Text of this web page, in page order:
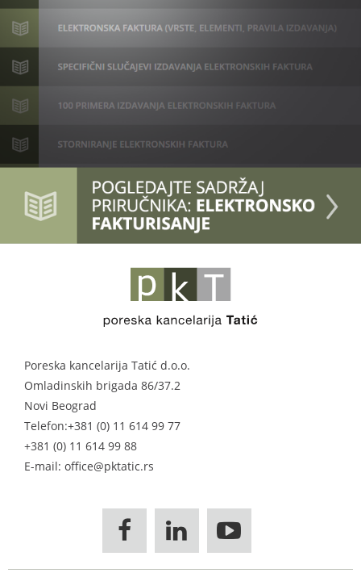
Poreska kancelarija Tatić d.o.o.
Omladinskih brigada 86/37.2
Novi Beograd
Telefon:+381 (0) 11 614 99 77
+381 (0) 11 614 99 88
E-mail: office@pktatic.rs
  